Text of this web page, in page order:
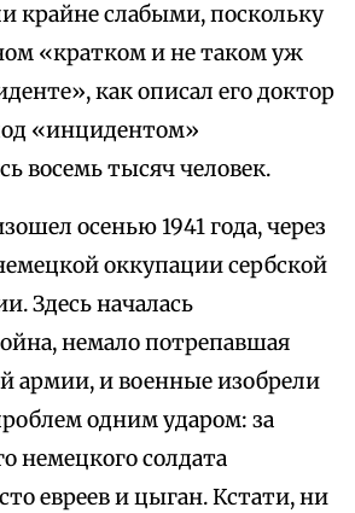
крайне слабыми, поскольку
«кратком и не таком уж
как описал его доктор
«инцидентом»
восемь тысяч человек.
осенью 1941 года, через
оккупации сербской
Здесь началась
немало потрепавшая
армии, и военные изобрели
одним ударом: за
немецкого солдата
евреев и цыган. Кстати, ни